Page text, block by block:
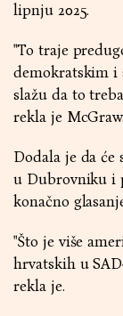
lipnju 2025.
"To traje
demokratskim i
slažu da to
rekla je McGraw.
Dodala je da
u Dubrovniku i
konačno
"Što je više
hrvatskih u
rekla je.